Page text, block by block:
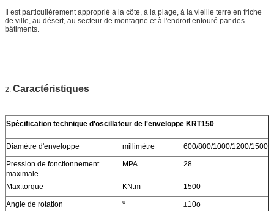
Il est particulièrement approprié à la côte, à la plage, à la vieille terre en friche
de ville, au désert, au secteur de montagne et à l'endroit entouré par des
bâtiments.
2. Caractéristiques
Spécification technique d'oscillateur de l'enveloppe KRT150
Diamètre d'enveloppe millimètre 600/800/1000/1200/1500
Pression de fonctionnement
maximale
MPA 28
Max.torque KN.m 1500
Angle de rotation o ±10o